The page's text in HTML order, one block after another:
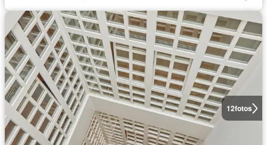
12fotos